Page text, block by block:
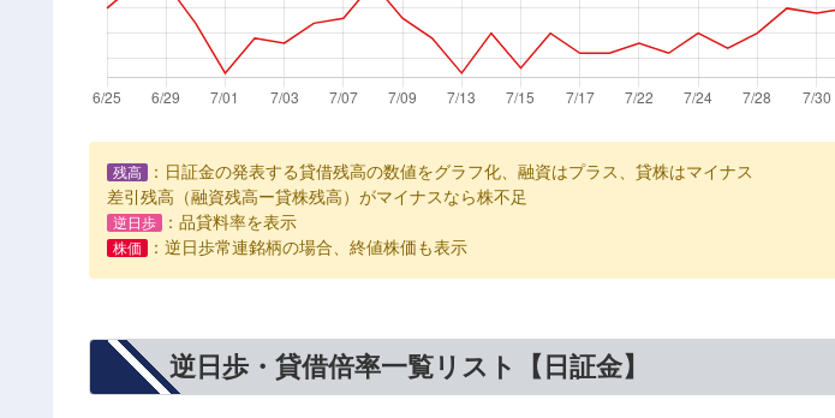
残高
：日証金の発表する貸借残高の数値をグラフ化、融資はプラス、貸株はマイナス
差引残高（融資残高ー貸株残高）がマイナスなら株不足
逆日歩 ：品貸料率を表示
株価 ：逆日歩常連銘柄の場合、終値株価も表示
逆日歩・貸借倍率一覧リスト【日証金】